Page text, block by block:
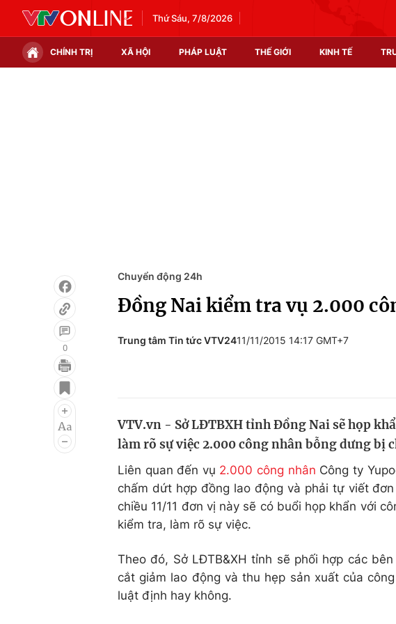
Thứ Sáu, 7/8/2026
CHÍNH TRỊ XÃ HỘI PHÁP LUẬT THẾ GIỚI KINH TẾ
Điện ảnh
Âm nhạc
Làm đẹp
Học
0
Chuyển động 24h
Đồng Nai kiểm tra vụ 2.000
Trung tâm Tin tức VTV2411/11/2015 14:17 GMT+7
VTV.vn - Sở LĐTBXH tỉnh Đồng Nai sẽ họp
làm rõ sự việc 2.000 công nhân bỗng dưng bị
Liên quan đến vụ 2.000 công nhân Công ty
chấm dứt hợp đồng lao động và phải tự viết
chiều 11/11 đơn vị này sẽ có buổi họp khẩn với
kiểm tra, làm rõ sự việc.
Theo đó, Sở LĐTB&XH tỉnh sẽ phối hợp các
cắt giảm lao động và thu hẹp sản xuất của
luật định hay không.